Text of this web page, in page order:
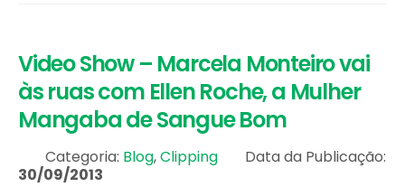
Video Show – Marcela Monteiro vai
às ruas com Ellen Roche, a Mulher
Mangaba de Sangue Bom
Categoria: Blog,Clipping
Data da Publicação:
30/09/2013